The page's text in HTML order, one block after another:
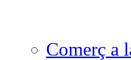
Comerç a